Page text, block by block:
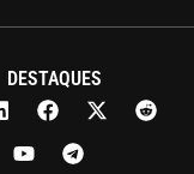
DESTAQUES